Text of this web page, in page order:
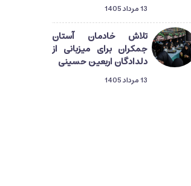
13 مرداد 1405
تلاش خادمان آستان
جمکران برای میزبانی از
دلدادگان اربعین حسینی
13 مرداد 1405